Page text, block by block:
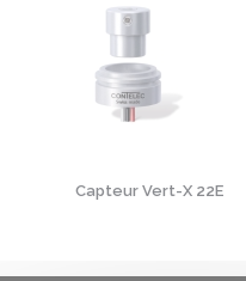
Capteur Vert-X 22E